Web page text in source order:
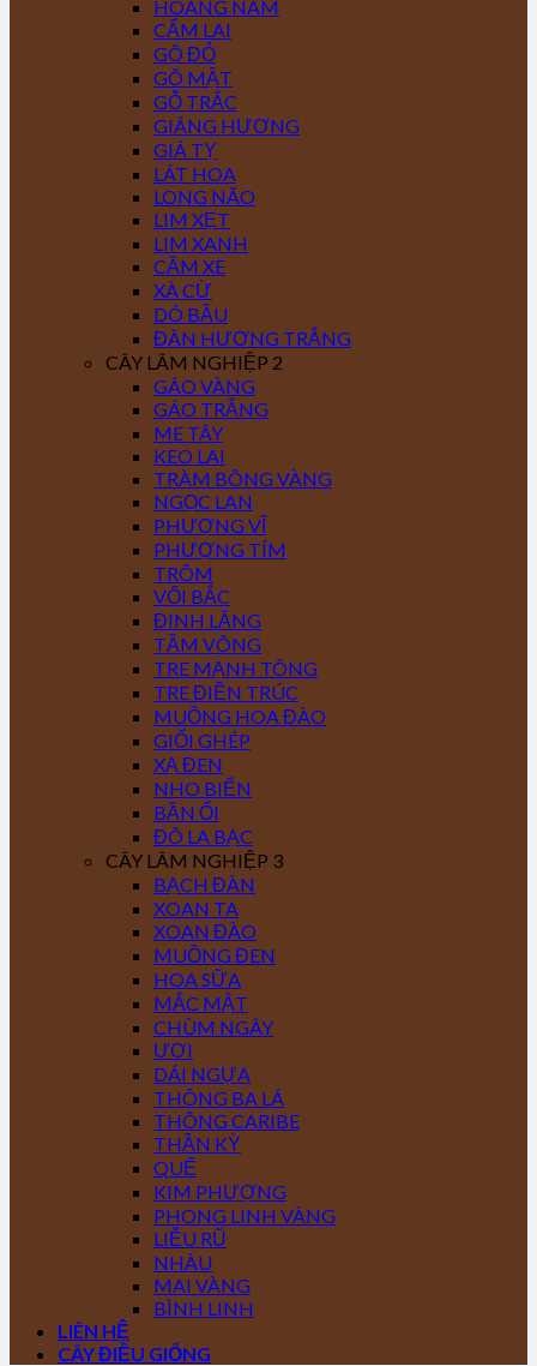
HOÀNG NAM
CẨM LAI
GÕ ĐỎ
GÕ MẬT
GỖ TRẮC
GIÁNG HƯƠNG
GIÁ TỴ
LÁT HOA
LONG NÃO
LIM XẸT
LIM XANH
CĂM XE
XÀ CỪ
DÓ BẦU
ĐÀN HƯƠNG TRẮNG
CÂY LÂM NGHIỆP 2
GÁO VÀNG
GÁO TRẮNG
ME TÂY
KEO LAI
TRÀM BÔNG VÀNG
NGỌC LAN
PHƯỢNG VĨ
PHƯỢNG TÍM
TRÔM
VỐI BẮC
ĐINH LĂNG
TẦM VÔNG
TRE MẠNH TÔNG
TRE ĐIỀN TRÚC
MUỒNG HOA ĐÀO
GIỔI GHÉP
XẠ ĐEN
NHO BIỂN
BẦN ỔI
ĐÔ LA BẠC
CÂY LÂM NGHIỆP 3
BẠCH ĐÀN
XOAN TA
XOAN ĐÀO
MUỒNG ĐEN
HOA SỮA
MẮC MẬT
CHÙM NGÂY
ƯƠI
DÁI NGỰA
THÔNG BA LÁ
THÔNG CARIBE
THẦN KỲ
QUẾ
KIM PHƯỢNG
PHONG LINH VÀNG
LIỄU RŨ
NHÀU
MAI VÀNG
BÌNH LINH
LIÊN HỆ
CÂY ĐIỀU GIỐNG